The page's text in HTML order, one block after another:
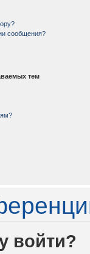
сообщения?
тем
войти?